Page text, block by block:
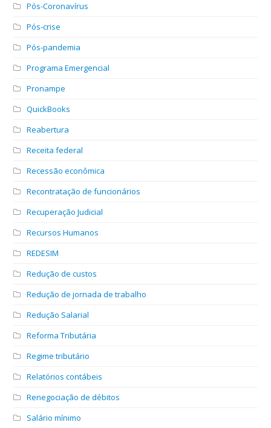
Pós-Coronavírus
Pós-crise
Pós-pandemia
Programa Emergencial
Pronampe
QuickBooks
Reabertura
Receita federal
Recessão econômica
Recontratação de funcionários
Recuperação Judicial
Recursos Humanos
REDESIM
Redução de custos
Redução de jornada de trabalho
Redução Salarial
Reforma Tributária
Regime tributário
Relatórios contábeis
Renegociação de débitos
Salário mínimo